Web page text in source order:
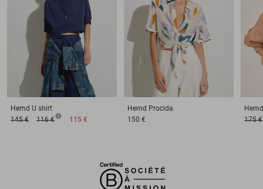
Hemd U shirt
145 €
116 € 115 €
Hemd Procida
150 €
Hemd
175 €